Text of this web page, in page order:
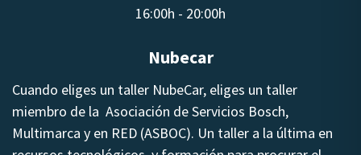
16:00h - 20:00h
Nubecar
Cuando eliges un taller NubeCar, eliges un taller
miembro de la Asociación de Servicios Bosch,
Multimarca y en RED (ASBOC). Un taller a la última en